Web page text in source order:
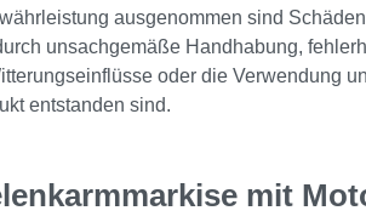
ausgenommen sind
unsachgemäße Handhabung,
oder die Verwendung
entstanden sind.
mit